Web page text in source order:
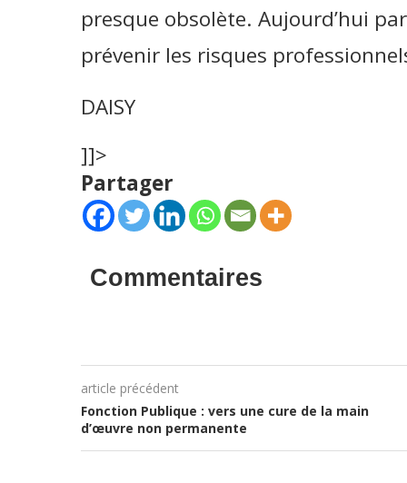
presque obsolète. Aujourd’hui
prévenir les risques
DAISY
]]>
Partager
Commentaires
article précédent
Fonction Publique : vers une cure de la main
d’œuvre non permanente